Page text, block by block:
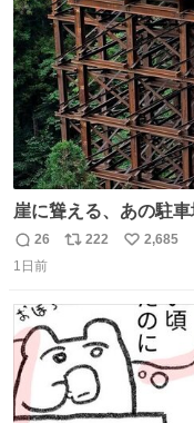
崖に聳える、あの駐
返
信
26
リ
数
222
い
2,685
1日前